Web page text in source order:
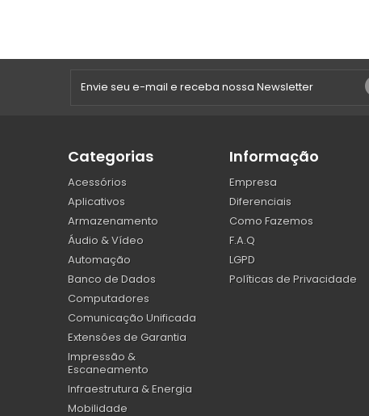
Categorias
Acessórios
Aplicativos
Armazenamento
Áudio & Vídeo
Automação
Banco de Dados
Computadores
Comunicação Unificada
Extensões de Garantia
Impressão &
Escaneamento
Infraestrutura & Energia
Mobilidade
Informação
Empresa
Diferenciais
Como Fazemos
F.A.Q
LGPD
Políticas de Privacidade